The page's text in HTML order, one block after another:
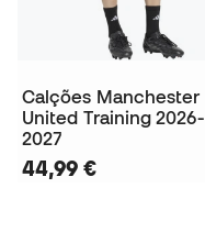
Calções Manchester
United Training 2026-
2027
44,99 €